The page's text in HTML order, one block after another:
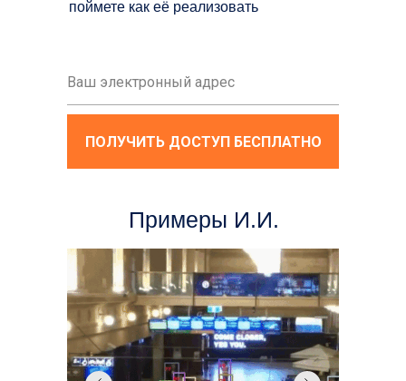
ПОЛУЧИТЬ ДОСТУП БЕСПЛАТНО
Примеры И.И.
поймете как её реализовать